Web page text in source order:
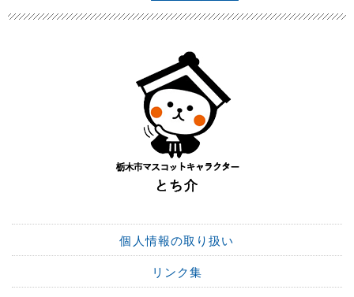
個人情報の取り扱い
リンク集